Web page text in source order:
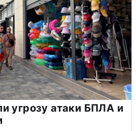
угрозу атаки БПЛА и